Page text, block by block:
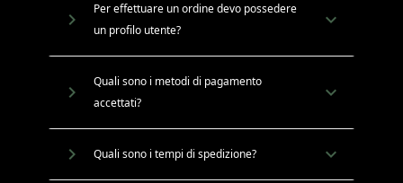
navigate_next
Per effettuare un ordine devo possedere
un profilo utente?
navigate_next
Quali sono i metodi di pagamento
accettati?
navigate_next Quali sono i tempi di spedizione?